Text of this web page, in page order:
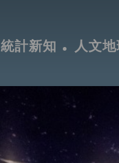
統計新知 人文